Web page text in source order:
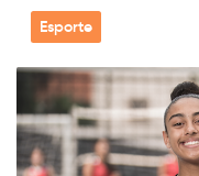
Esporte